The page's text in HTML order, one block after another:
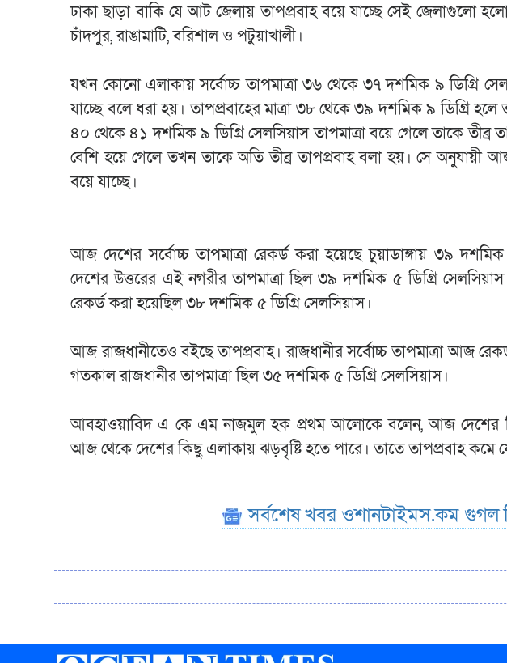
ঢাকা ছাড়া বাকি যে আট জেলায় তাপপ্রবাহ বয়ে যাচ্ছে সেই জেলাগুলো
চাঁদপুর, রাঙামাটি, বরিশাল ও পটুয়াখালী।
যখন কোনো এলাকায় সর্বোচ্চ তাপমাত্রা ৩৬ থেকে ৩৭ দশমিক ৯ ডিগ্রি
যাচ্ছে বলে ধরা হয়। তাপপ্রবাহের মাত্রা ৩৮ থেকে ৩৯ দশমিক ৯ ডিগ্রি
৪০ থেকে ৪১ দশমিক ৯ ডিগ্রি সেলসিয়াস তাপমাত্রা বয়ে গেলে তাকে তীব্র
বেশি হয়ে গেলে তখন তাকে অতি তীব্র তাপপ্রবাহ বলা হয়। সে অনুযায়ী
বয়ে যাচ্ছে।
আজ দেশের সর্বোচ্চ তাপমাত্রা রেকর্ড করা হয়েছে চুয়াডাঙ্গায় ৩৯
দেশের উত্তরের এই নগরীর তাপমাত্রা ছিল ৩৯ দশমিক ৫ ডিগ্রি
রেকর্ড করা হয়েছিল ৩৮ দশমিক ৫ ডিগ্রি সেলসিয়াস।
আজ রাজধানীতেও বইছে তাপপ্রবাহ। রাজধানীর সর্বোচ্চ তাপমাত্রা আজ
গতকাল রাজধানীর তাপমাত্রা ছিল ৩৫ দশমিক ৫ ডিগ্রি সেলসিয়াস।
আবহাওয়াবিদ এ কে এম নাজমুল হক প্রথম আলোকে বলেন, আজ দেশের
আজ থেকে দেশের কিছু এলাকায় ঝড়বৃষ্টি হতে পারে। তাতে তাপপ্রবাহ কমে
সর্বশেষ খবর ওশানটাইমস.কম গুগল